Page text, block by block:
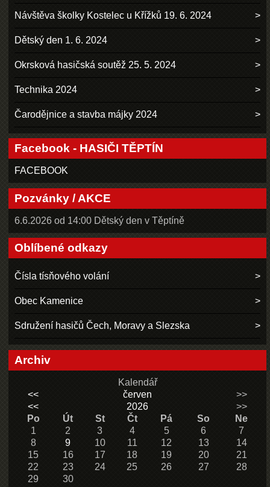
Návštěva školky Kostelec u Křížků 19. 6. 2024
Dětský den 1. 6. 2024
Okrsková hasičská soutěž 25. 5. 2024
Technika 2024
Čarodějnice a stavba májky 2024
Facebook - HASIČI TĚPTÍN
FACEBOOK
Pozvánky / AKCE
6.6.2026 od 14:00 Dětský den v Těptíně
Oblíbené odkazy
Čísla tísňového volání
Obec Kamenice
Sdružení hasičů Čech, Moravy a Slezska
Archiv
Kalendář
<<
červen
>>
<<
2026
>>
Po
Út St Čt Pá So
Ne
1
2 3 4 5 6
7
8
9 10 11 12 13
14
15
16 17 18 19 20
21
22
23 24 25 26 27
28
29
30